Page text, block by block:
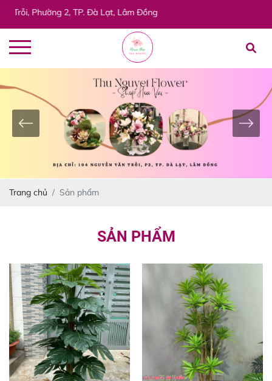
Phường 2, TP. Đà Lạt, Lâm Đồng
Trang chủ Sản phẩm
SẢN PHẨM